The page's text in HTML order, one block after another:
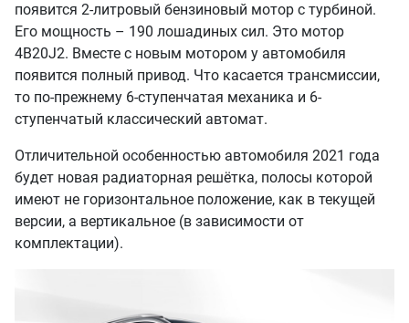
появится 2-литровый бензиновый мотор с турбиной.
Его мощность – 190 лошадиных сил. Это мотор
4B20J2. Вместе с новым мотором у автомобиля
появится полный привод. Что касается трансмиссии,
то по-прежнему 6-ступенчатая механика и 6-
ступенчатый классический автомат.
Отличительной особенностью автомобиля 2021 года
будет новая радиаторная решётка, полосы которой
имеют не горизонтальное положение, как в текущей
версии, а вертикальное (в зависимости от
комплектации).